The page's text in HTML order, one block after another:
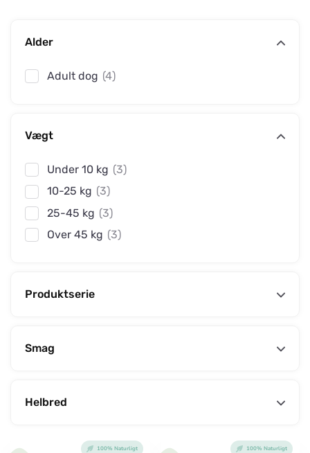
Alder
Adult dog (4)
Vægt
Under 10 kg (3)
10-25 kg (3)
25-45 kg (3)
Over 45 kg (3)
Produktserie
Smag
Helbred
100% Naturligt 100% Naturligt